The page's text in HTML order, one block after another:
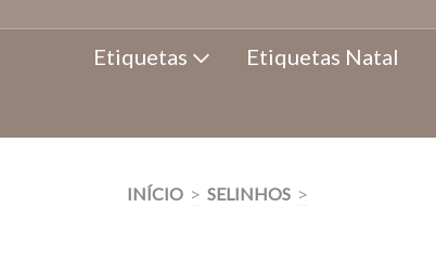
Etiquetas Etiquetas Natal
INÍCIO > SELINHOS >